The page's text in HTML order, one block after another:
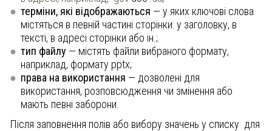
терміни, які відображаються — у яких ключові слова
містяться в певній частині сторінки: у заголовку, в
тексті, в адресі сторінки або ін.;
тип файлу — містять файли вибраного формату,
наприклад, формату pptx;
права на використання — дозволені для
використання, розповсюдження чи змінення або
мають певні заборони.
Після заповнення полів або вибору значень у списку для